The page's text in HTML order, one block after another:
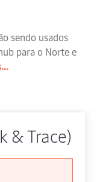
sendo usados
para o Norte e
& Trace)